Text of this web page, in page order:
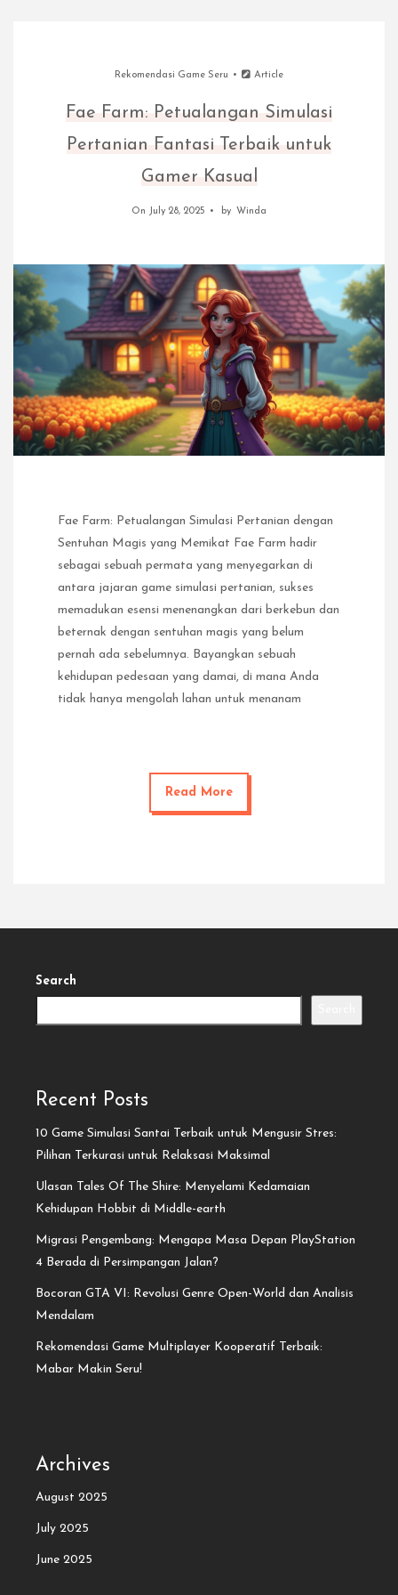
Rekomendasi Game Seru Article
Fae Farm: Petualangan Simulasi
Pertanian Fantasi Terbaik untuk
Gamer Kasual
On July 28, 2025 by Winda
Fae Farm: Petualangan Simulasi Pertanian dengan
Sentuhan Magis yang Memikat Fae Farm hadir
sebagai sebuah permata yang menyegarkan di
antara jajaran game simulasi pertanian, sukses
memadukan esensi menenangkan dari berkebun dan
beternak dengan sentuhan magis yang belum
pernah ada sebelumnya. Bayangkan sebuah
kehidupan pedesaan yang damai, di mana Anda
tidak hanya mengolah lahan untuk menanam
Read More
Search
Recent Posts
10 Game Simulasi Santai Terbaik untuk Mengusir Stres:
Pilihan Terkurasi untuk Relaksasi Maksimal
Ulasan Tales Of The Shire: Menyelami Kedamaian
Kehidupan Hobbit di Middle-earth
Migrasi Pengembang: Mengapa Masa Depan PlayStation
4 Berada di Persimpangan Jalan?
Bocoran GTA VI: Revolusi Genre Open-World dan Analisis
Mendalam
Rekomendasi Game Multiplayer Kooperatif Terbaik:
Mabar Makin Seru!
Archives
August 2025
July 2025
June 2025